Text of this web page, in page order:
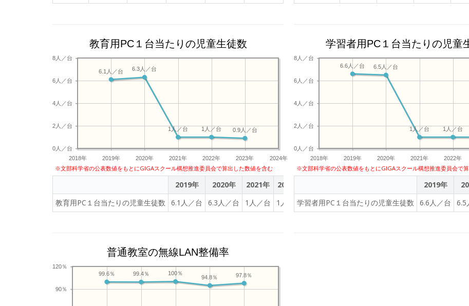
教育用PC１台当たりの児童生徒数
2018年 2019年 2020年 2021年 2022年 2023年 2024年
0人／台
2人／台
4人／台
6人／台
8人／台
0.9人／台
1人／台
1人／台
6.3人／台
6.1人／台
※文部科学省の公表数値をもとにGIGAスクール構想推進委員会で算出した数値を含む
2019年 2020年 2021年 2022年
教育用PC１台当たりの児童生徒数
6.1人／台 6.3人／台 1人／台 1人／台 0.9人／台
学習者用PC１台当たりの児童
2018年 2019年 2020年 2021年 2022年
0人／台
2人／台
4人／台
6人／台
8人／台
1人／台
1人／台
6.5人／台
6.6人／台
※文部科学省の公表数値をもとにGIGAスクール構想推進委員会で
2019年
学習者用PC１台当たりの児童生徒数
6.6人／台 6.5
普通教室の無線LAN整備率
90％
120％
97.8％
94.8％
100％
99.4％
99.6％